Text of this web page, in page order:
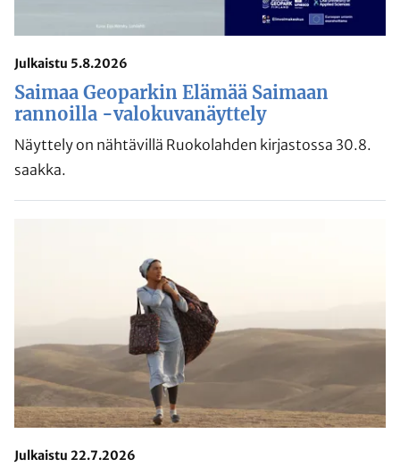
Julkaistu 5.8.2026
Saimaa Geoparkin Elämää Saimaan
rannoilla -valokuvanäyttely
Näyttely on nähtävillä Ruokolahden kirjastossa 30.8.
saakka.
Julkaistu 22.7.2026